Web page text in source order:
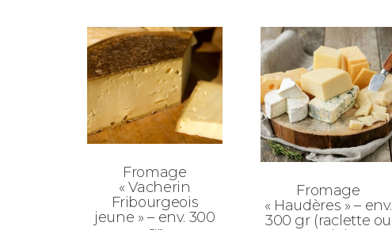
Fromage
« Vacherin
Fribourgeois
jeune » – env. 300
Fromage
« Haudères » – env.
300 gr (raclette ou